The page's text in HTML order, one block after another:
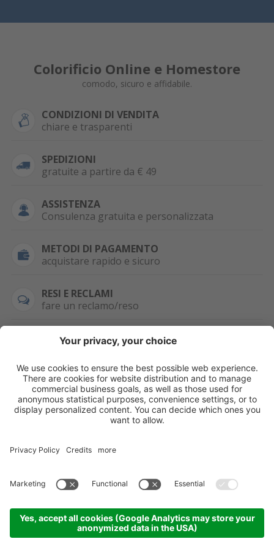
Colorificio Online e Homestore
comodo, sicuro e affidabile.
CONDIZIONI DI VENDITA
chiare e trasparenti
SPEDIZIONI
gratuite a partire da € 49
ASSISTENZA
Consulenza gratuita e personalizzata
METODI DI PAGAMENTO
acquistare rapido e sicuro
RESI E RECLAMI
fare un reclamo/reso
SEMPRE DISPONIBILE
0471 506798
WHATSAPP
+39 376 2951129
Credits
Sitemap Informativa privacy
Impostazioni cookie
Partner
Come arrivare
HAI LA PARTITA
IVA?
Per ordini, offerte,
prezzi speciali e
ulteriori articoli